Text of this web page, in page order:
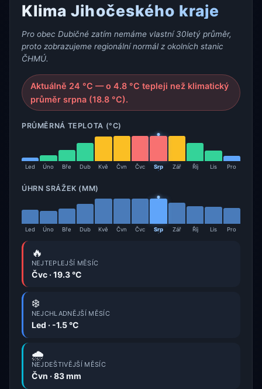
Klima Jihočeského kraje
Pro obec Dubičné zatím nemáme vlastní 30letý průměr,
proto zobrazujeme regionální normál z okolních stanic
ČHMÚ.
Aktuálně 24 °C — o 4.8 °C tepleji než klimatický
průměr srpna (18.8 °C).
PRŮMĚRNÁ TEPLOTA (°C)
Led Úno Bře Dub Kvě Čvn Čvc Srp Zář Říj Lis Pro
ÚHRN SRÁŽEK (MM)
Led Úno Bře Dub Kvě Čvn Čvc Srp Zář Říj Lis Pro
🔥
NEJTEPLEJŠÍ MĚSÍC
Čvc · 19.3 °C
❄️
NEJCHLADNĚJŠÍ MĚSÍC
Led · -1.5 °C
🌧️
NEJDEŠTIVĚJŠÍ MĚSÍC
Čvn · 83 mm